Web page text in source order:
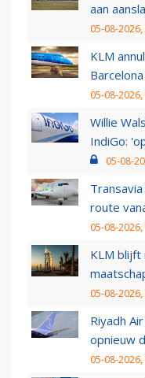
aan
05-08-
KLM
05-08-2026,
Willie
IndiGo:
05-08-
route
05-08-
KLM blijft
05-08-2026,
Riyadh
opnieuw
05-08-2026,